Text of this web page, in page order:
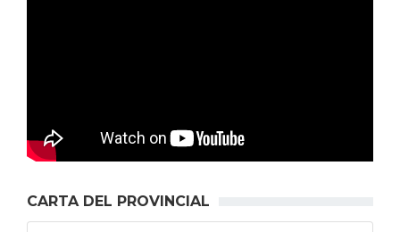
CARTA DEL PROVINCIAL